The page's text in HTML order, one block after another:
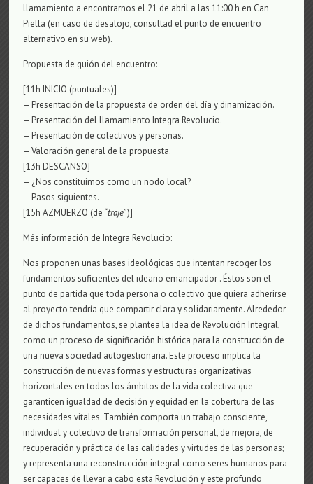
llamamiento a encontrarnos el 21 de abril a las 11:00 h en Can
Piella (en caso de desalojo, consultad el punto de encuentro
alternativo en su web).
Propuesta de guión del encuentro:
[11h INICIO (puntuales)]
– Presentación de la propuesta de orden del día y dinamización.
– Presentación del llamamiento Integra Revolucio.
– Presentación de colectivos y personas.
– Valoración general de la propuesta.
[13h DESCANSO]
– ¿Nos constituimos como un nodo local?
– Pasos siguientes.
[15h AZMUERZO (de “traje”)]
Más información de Integra Revolucio:
Nos proponen unas bases ideológicas que intentan recoger los
fundamentos suficientes del ideario emancipador . Éstos son el
punto de partida que toda persona o colectivo que quiera adherirse
al proyecto tendría que compartir clara y solidariamente. Alrededor
de dichos fundamentos, se plantea la idea de Revolución Integral,
como un proceso de significación histórica para la construcción de
una nueva sociedad autogestionaria. Este proceso implica la
construcción de nuevas formas y estructuras organizativas
horizontales en todos los ámbitos de la vida colectiva que
garanticen igualdad de decisión y equidad en la cobertura de las
necesidades vitales. También comporta un trabajo consciente,
individual y colectivo de transformación personal, de mejora, de
recuperación y práctica de las calidades y virtudes de las personas;
y representa una reconstrucción integral como seres humanos para
ser capaces de llevar a cabo esta Revolución y este profundo